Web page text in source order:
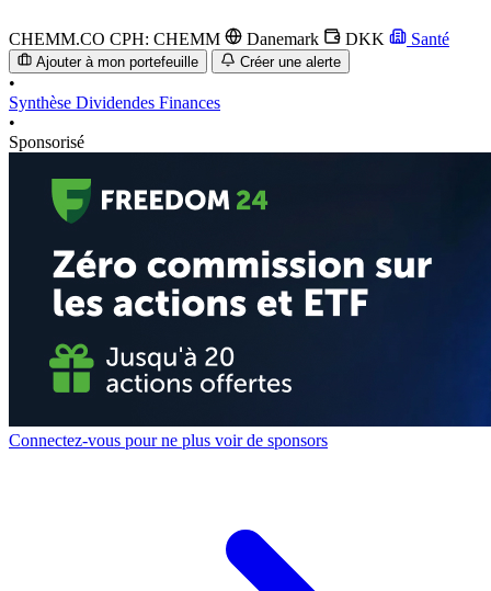
CHEMM.CO CPH: CHEMM Danemark DKK Santé
Ajouter à mon portefeuille Créer une alerte
•
Synthèse Dividendes Finances
•
Sponsorisé
Connectez-vous pour ne plus voir de sponsors